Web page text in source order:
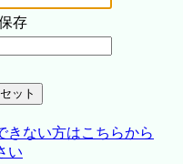
存
きない方はこちらから
い